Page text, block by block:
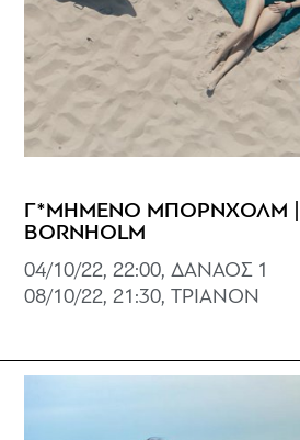
Γ*ΜΗΜΕΝΟ ΜΠΟΡΝΧΟΛΜ |
BORNHOLM
04/10/22, 22:00, ΔΑΝΑΟΣ 1
08/10/22, 21:30, ΤΡΙΑΝΟΝ